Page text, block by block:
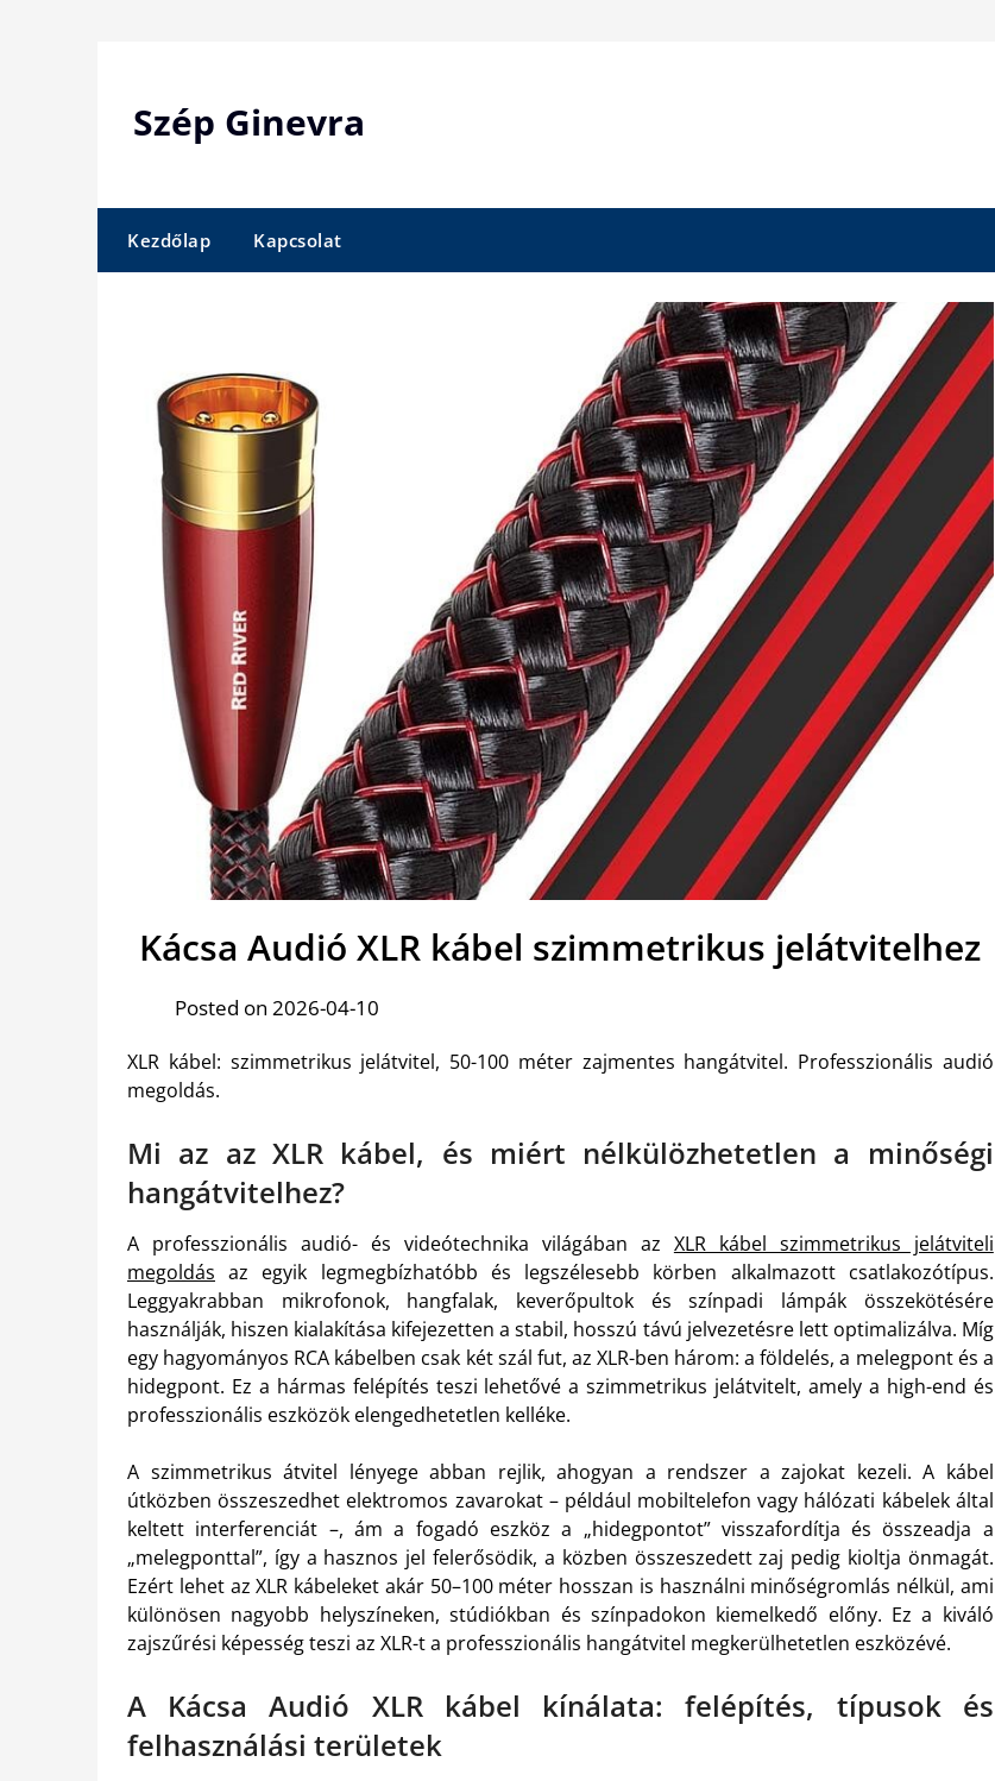
Szép Ginevra
Kezdőlap Kapcsolat
Kácsa Audió XLR kábel szimmetrikus jelátvitelhez
Posted on 2026-04-10
XLR kábel: szimmetrikus jelátvitel, 50-100 méter zajmentes hangátvitel. Professzionális audió
megoldás.
Mi az az XLR kábel, és miért nélkülözhetetlen a minőségi
hangátvitelhez?
A professzionális audió- és videótechnika világában az XLR kábel szimmetrikus jelátviteli
megoldás az egyik legmegbízhatóbb és legszélesebb körben alkalmazott csatlakozótípus.
Leggyakrabban mikrofonok, hangfalak, keverőpultok és színpadi lámpák összekötésére
használják, hiszen kialakítása kifejezetten a stabil, hosszú távú jelvezetésre lett optimalizálva. Míg
egy hagyományos RCA kábelben csak két szál fut, az XLR-ben három: a földelés, a melegpont és a
hidegpont. Ez a hármas felépítés teszi lehetővé a szimmetrikus jelátvitelt, amely a high-end és
professzionális eszközök elengedhetetlen kelléke.
A szimmetrikus átvitel lényege abban rejlik, ahogyan a rendszer a zajokat kezeli. A kábel
útközben összeszedhet elektromos zavarokat – például mobiltelefon vagy hálózati kábelek által
keltett interferenciát –, ám a fogadó eszköz a „hidegpontot” visszafordítja és összeadja a
„melegponttal”, így a hasznos jel felerősödik, a közben összeszedett zaj pedig kioltja önmagát.
Ezért lehet az XLR kábeleket akár 50–100 méter hosszan is használni minőségromlás nélkül, ami
különösen nagyobb helyszíneken, stúdiókban és színpadokon kiemelkedő előny. Ez a kiváló
zajszűrési képesség teszi az XLR-t a professzionális hangátvitel megkerülhetetlen eszközévé.
A Kácsa Audió XLR kábel kínálata: felépítés, típusok és
felhasználási területek